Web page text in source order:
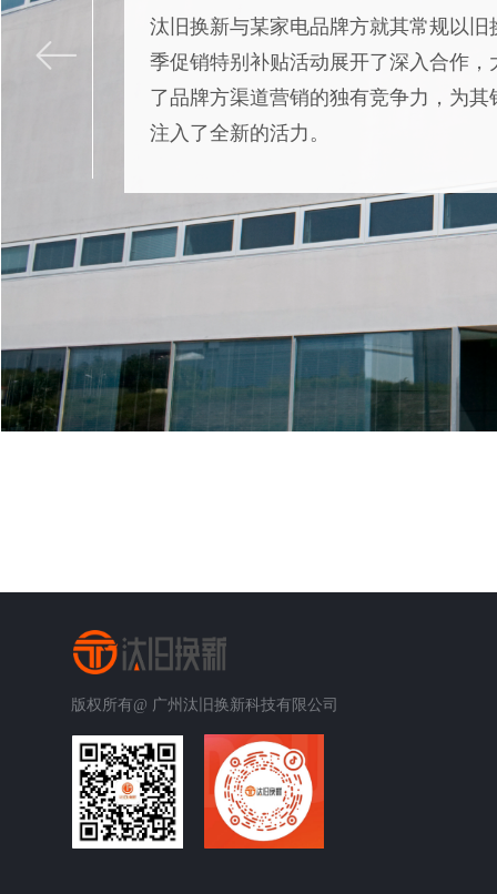
汰旧换新与某家电品牌方就其常规以旧
季促销特别补贴活动展开了深入合作，
了品牌方渠道营销的独有竞争力，为其
注入了全新的活力。
ꂃ
版权所有@ 广州汰旧换新科技有限公司